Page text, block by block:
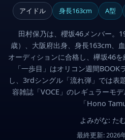
アイドル 身長163cm A型
田村保乃は、櫻坂46メンバー。
歳）、大阪府出身、身長163cm、
オーディションに合格し、欅坂46
「一歩目」はオリコン週間
し、3rdシングル「流れ弾」では表
容雑誌「VOCE」のレギュラーモ
「Hono
よみがな: た
最終更新: 2026